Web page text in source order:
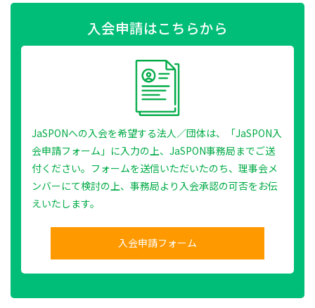
入会申請はこちらから
JaSPONへの入会を希望する法人／団体は、「JaSPON入
会申請フォーム」に入力の上、JaSPON事務局までご送
付ください。フォームを送信いただいたのち、理事会メ
ンバーにて検討の上、事務局より入会承認の可否をお伝
えいたします。
入会申請フォーム